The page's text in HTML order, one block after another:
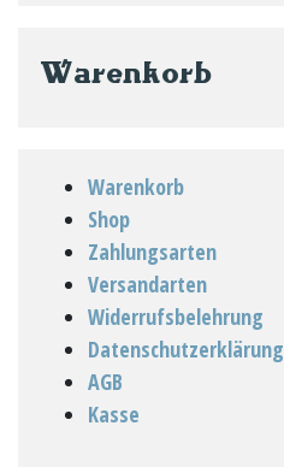
Warenkorb
Warenkorb
Shop
Zahlungsarten
Versandarten
Widerrufsbelehrung
Datenschutzerklärung
AGB
Kasse